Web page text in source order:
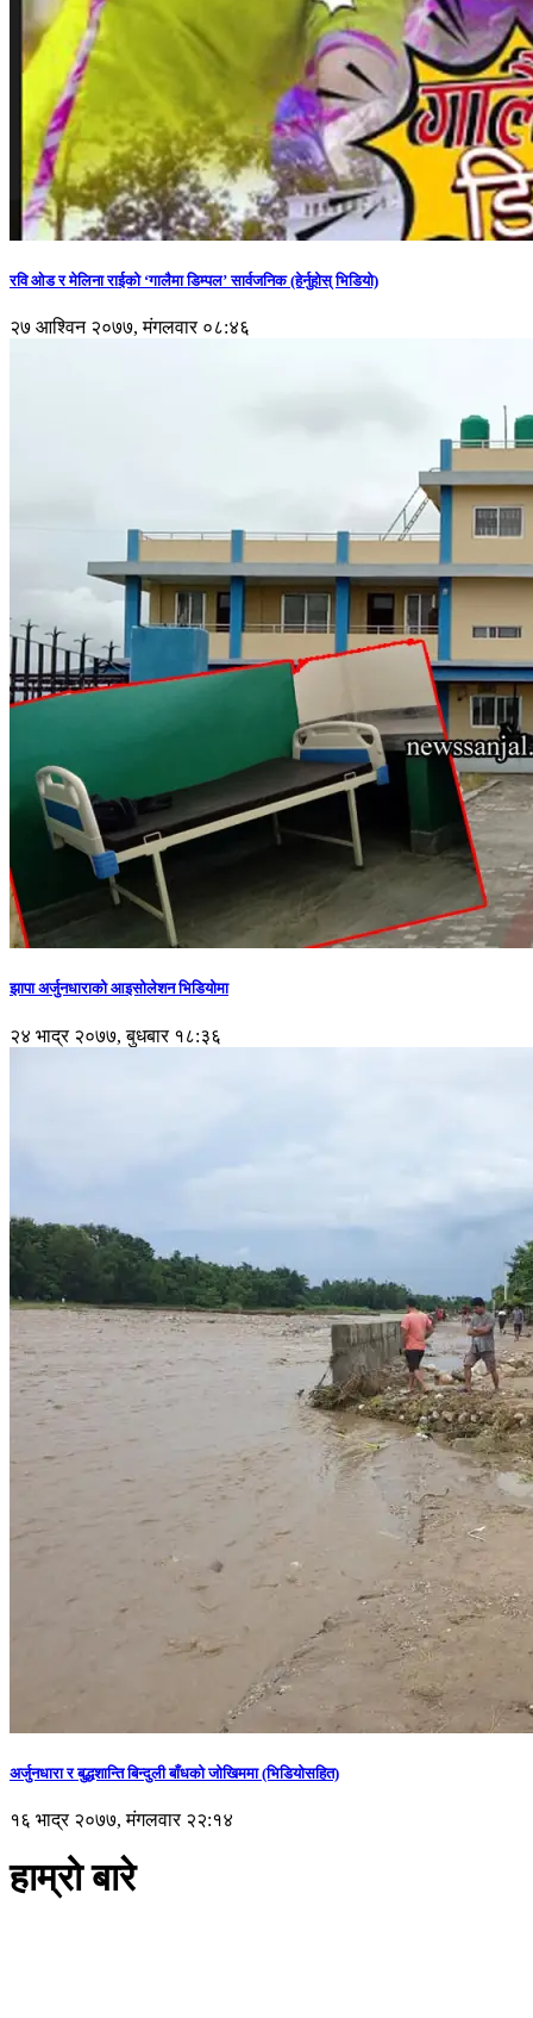
रवि ओड र मेलिना राईको ‘गालैमा डिम्पल’ सार्वजनिक (हेर्नुहोस् भिडियो)
२७ आश्विन २०७७, मंगलवार ०८:४६
झापा अर्जुनधाराको आइसोलेशन भिडियोमा
२४ भाद्र २०७७, बुधबार १८:३६
अर्जुनधारा र बुद्धशान्ति बिन्दुली बाँधको जोखिममा (भिडियाेसहित)
१६ भाद्र २०७७, मंगलवार २२:१४
हाम्रो बारे